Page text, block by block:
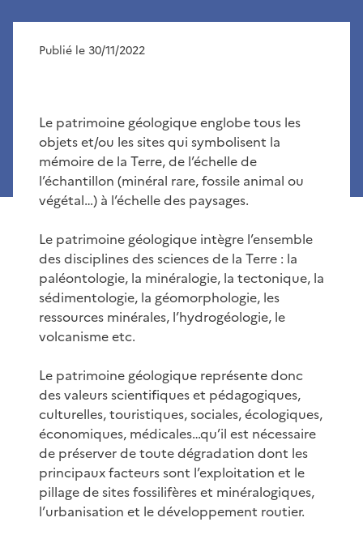
Publié le 30/11/2022
Le patrimoine géologique englobe tous les
objets et/ou les sites qui symbolisent la
mémoire de la Terre, de l’échelle de
l’échantillon (minéral rare, fossile animal ou
végétal…) à l’échelle des paysages.
Le patrimoine géologique intègre l’ensemble
des disciplines des sciences de la Terre : la
paléontologie, la minéralogie, la tectonique, la
sédimentologie, la géomorphologie, les
ressources minérales, l’hydrogéologie, le
volcanisme etc.
Le patrimoine géologique représente donc
des valeurs scientifiques et pédagogiques,
culturelles, touristiques, sociales, écologiques,
économiques, médicales…qu’il est nécessaire
de préserver de toute dégradation dont les
principaux facteurs sont l’exploitation et le
pillage de sites fossilifères et minéralogiques,
l’urbanisation et le développement routier.